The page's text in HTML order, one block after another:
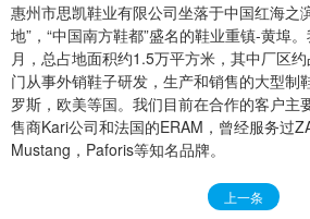
惠州市思凯鞋业有限公司坐落于中国红海之
地”，“中国南方鞋都”盛名的鞋业重镇-黄埠
月，总占地面积约1.5万平方米，其中厂区
门从事外销鞋子研发，生产和销售的大型制
罗斯，欧美等国。我们目前在合作的客户主
售商Kari公司和法国的ERAM，曾经服务过
Mustang，Paforis等知名品牌。
上一条